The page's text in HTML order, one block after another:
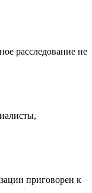
расследование не
приговорен к